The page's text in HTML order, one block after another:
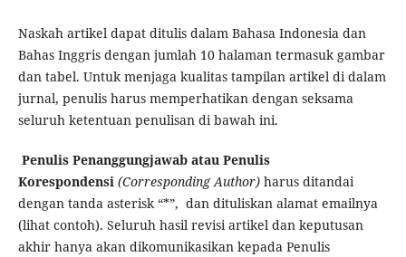
Naskah artikel dapat ditulis dalam Bahasa Indonesia dan
Bahas Inggris dengan jumlah 10 halaman termasuk gambar
dan tabel. Untuk menjaga kualitas tampilan artikel di dalam
jurnal, penulis harus memperhatikan dengan seksama
seluruh ketentuan penulisan di bawah ini.
Penulis Penanggungjawab atau Penulis
Korespondensi (Corresponding Author)harus ditandai
dengan tanda asterisk “*”, dan dituliskan alamat emailnya
(lihat contoh). Seluruh hasil revisi artikel dan keputusan
akhir hanya akan dikomunikasikan kepada Penulis